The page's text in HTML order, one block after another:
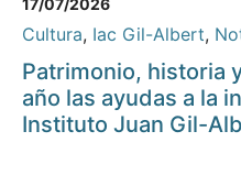
17/07/2026
Cultura, Iac Gil-Albert,
Patrimonio, historia
año las ayudas a la
Instituto Juan Gil-